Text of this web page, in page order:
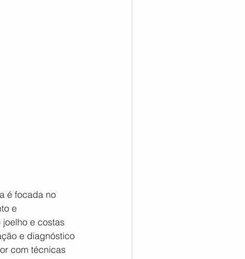
e
e costas
e diagnóstico
com técnicas